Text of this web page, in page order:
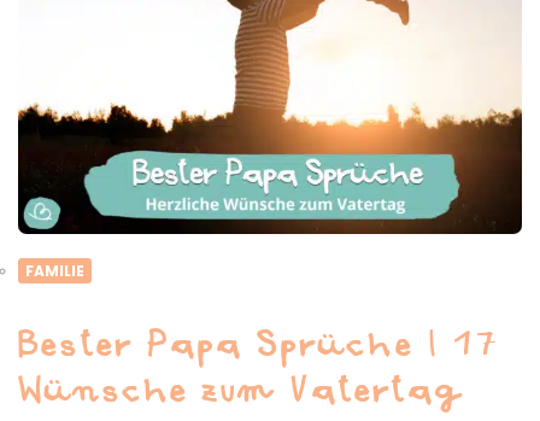
FAMILIE
Bester Papa Sprüche | 17
Wünsche zum Vatertag